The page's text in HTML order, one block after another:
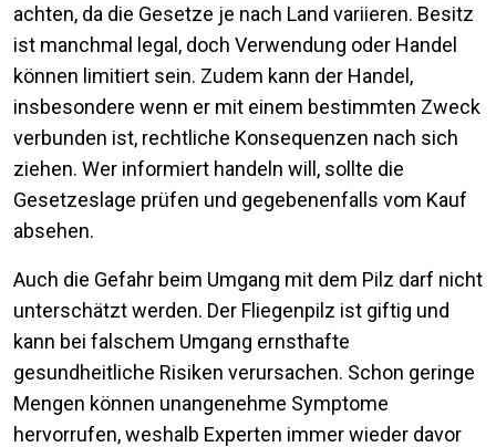
achten, da die Gesetze je nach Land variieren. Besitz
ist manchmal legal, doch Verwendung oder Handel
können limitiert sein. Zudem kann der Handel,
insbesondere wenn er mit einem bestimmten Zweck
verbunden ist, rechtliche Konsequenzen nach sich
ziehen. Wer informiert handeln will, sollte die
Gesetzeslage prüfen und gegebenenfalls vom Kauf
absehen.
Auch die Gefahr beim Umgang mit dem Pilz darf nicht
unterschätzt werden. Der Fliegenpilz ist giftig und
kann bei falschem Umgang ernsthafte
gesundheitliche Risiken verursachen. Schon geringe
Mengen können unangenehme Symptome
hervorrufen, weshalb Experten immer wieder davor